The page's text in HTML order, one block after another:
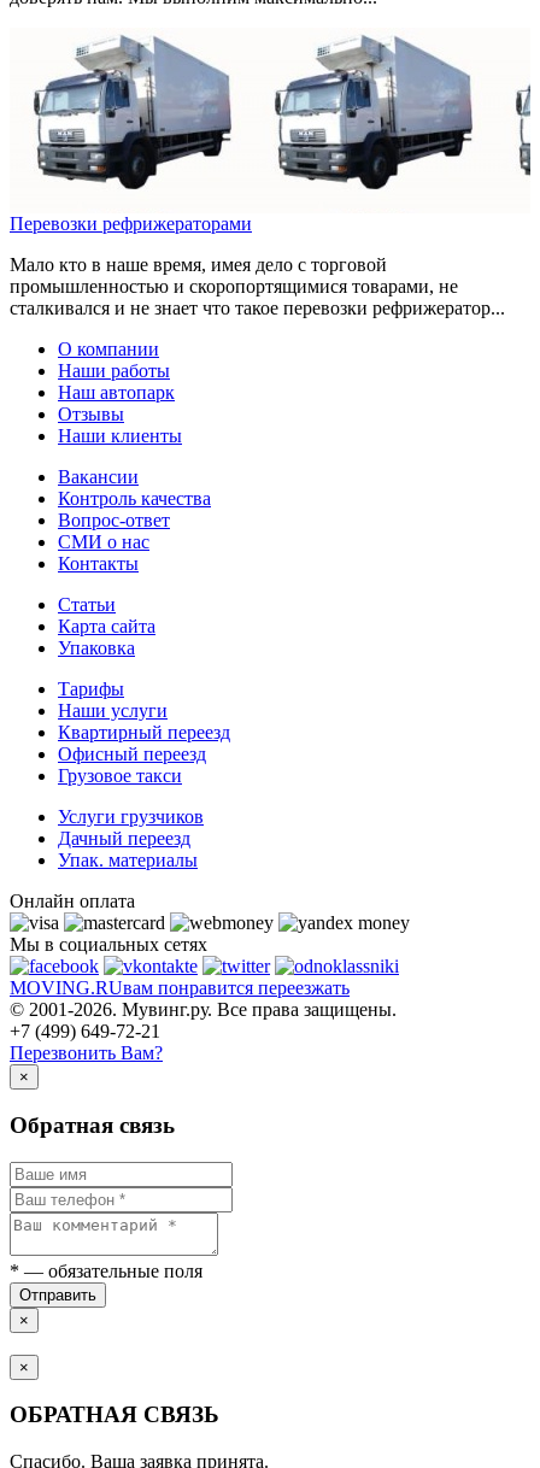
Перевозки рефрижераторами
Мало кто в наше время, имея дело с торговой
промышленностью и скоропортящимися товарами, не
сталкивался и не знает что такое перевозки рефрижератор...
О компании
Наши работы
Наш автопарк
Отзывы
Наши клиенты
Вакансии
Контроль качества
Вопрос-ответ
СМИ о нас
Контакты
Статьи
Карта сайта
Упаковка
Тарифы
Наши услуги
Квартирный переезд
Офисный переезд
Грузовое такси
Услуги грузчиков
Дачный переезд
Упак. материалы
Онлайн оплата
Мы в социальных сетях
MOVING.RUвам понравится переезжать
© 2001-2026. Мувинг.ру. Все права защищены.
+7 (499) 649-72-21
Перезвонить Вам?
×
Обратная связь
* — обязательные поля
Отправить
×
×
ОБРАТНАЯ СВЯЗЬ
Спасибо. Ваша заявка принята.